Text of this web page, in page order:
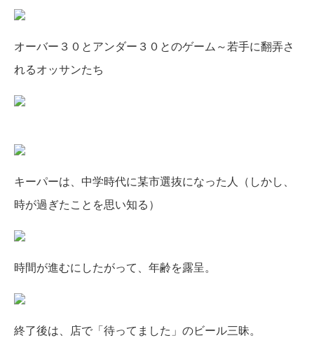
オーバー３０とアンダー３０とのゲーム～若手に翻弄さ
れるオッサンたち
キーパーは、中学時代に某市選抜になった人（しかし、
時が過ぎたことを思い知る）
時間が進むにしたがって、年齢を露呈。
終了後は、店で「待ってました」のビール三昧。